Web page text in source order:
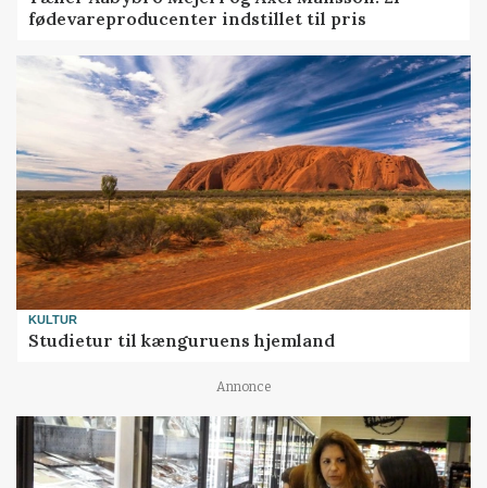
fødevareproducenter indstillet til pris
KULTUR
Studietur til kænguruens hjemland
Annonce